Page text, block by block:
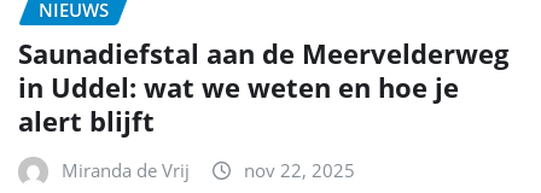
NIEUWS
Saunadiefstal aan de Meervelderweg
in Uddel: wat we weten en hoe je
alert blijft
Miranda de Vrij nov 22, 2025